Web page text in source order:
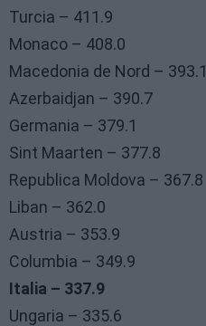
Turcia – 411.9
Monaco – 408.0
Macedonia de Nord – 393.1
Azerbaidjan – 390.7
Germania – 379.1
Sint Maarten – 377.8
Republica Moldova – 367.8
Liban – 362.0
Austria – 353.9
Columbia – 349.9
Italia – 337.9
Ungaria – 335.6